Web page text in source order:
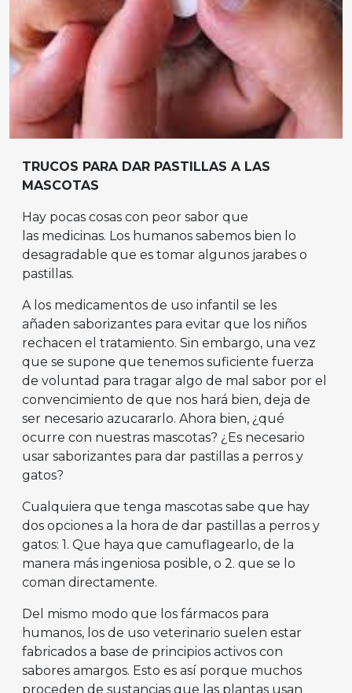
TRUCOS PARA DAR PASTILLAS A LAS
MASCOTAS
Hay pocas cosas con peor sabor que
las medicinas. Los humanos sabemos bien lo
desagradable que es tomar algunos jarabes o
pastillas.
A los medicamentos de uso infantil se les
añaden saborizantes para evitar que los niños
rechacen el tratamiento. Sin embargo, una vez
que se supone que tenemos suficiente fuerza
de voluntad para tragar algo de mal sabor por el
convencimiento de que nos hará bien, deja de
ser necesario azucararlo. Ahora bien, ¿qué
ocurre con nuestras mascotas? ¿Es necesario
usar saborizantes para dar pastillas a perros y
gatos?
Cualquiera que tenga mascotas sabe que hay
dos opciones a la hora de dar pastillas a perros y
gatos: 1. Que haya que camuflagearlo, de la
manera más ingeniosa posible, o 2. que se lo
coman directamente.
Del mismo modo que los fármacos para
humanos, los de uso veterinario suelen estar
fabricados a base de principios activos con
sabores amargos. Esto es así porque muchos
proceden de sustancias que las plantas usan